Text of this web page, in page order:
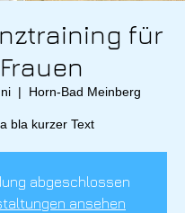
für
Frauen
  |
Horn-Bad Meinberg
bla kurzer Text
abgeschlossen
ansehen